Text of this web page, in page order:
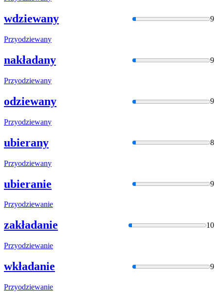
wdziewany 9
Przyodziewany
nakładany 9
Przyodziewany
odziewany 9
Przyodziewany
ubierany 8
Przyodziewany
ubieranie 9
Przyodziewanie
zakładanie 10
Przyodziewanie
wkładanie 9
Przyodziewanie